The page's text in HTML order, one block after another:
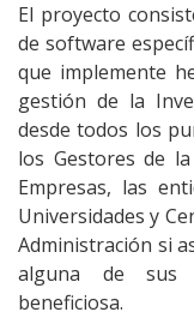
El proyecto
de software
que implemente
gestión de la
desde todos los
los Gestores de
Empresas, las
Universidades y
Administración si
alguna de sus
beneficiosa.